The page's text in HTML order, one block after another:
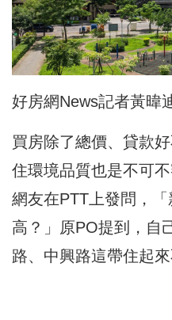
好房網News記者黃暐
買房除了總價、貸款
住環境品質也是不可
網友在PTT上發問，
高？」原PO提到，自
路、中興路這帶住起來